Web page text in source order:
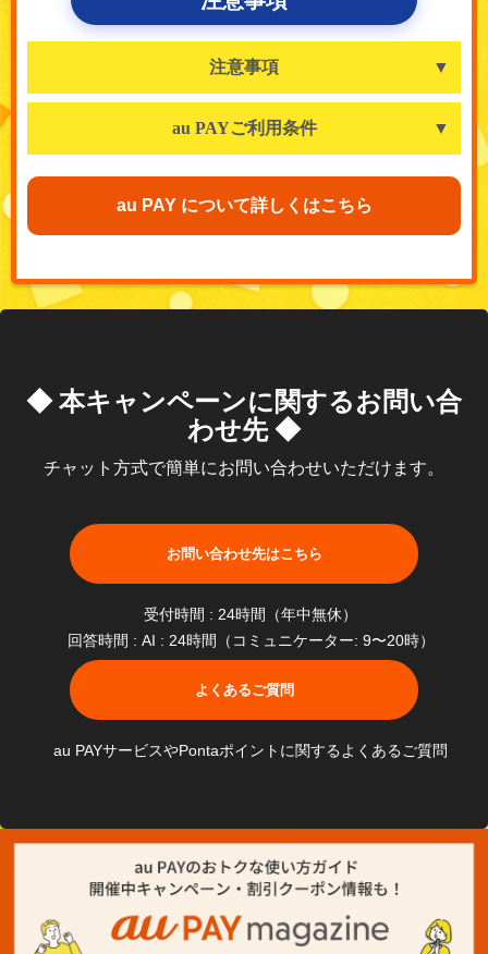
注意事項
au PAYご利用条件
au PAY について詳しくはこちら
◆ 本キャンペーンに関するお問い合
わせ先 ◆
チャット方式で簡単にお問い合わせいただけます。
お問い合わせ先はこちら
受付時間 : 24時間（年中無休）
回答時間 : AI : 24時間（コミュニケーター: 9〜20時）
よくあるご質問
au PAYサービスやPontaポイントに関するよくあるご質問